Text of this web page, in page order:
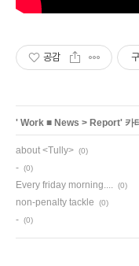
공감
' Work ■ News > Report' 카
about <Tully> (0)
- (0)
Every friday morning.... (0)
non-penalty tackle (0)
- (0)